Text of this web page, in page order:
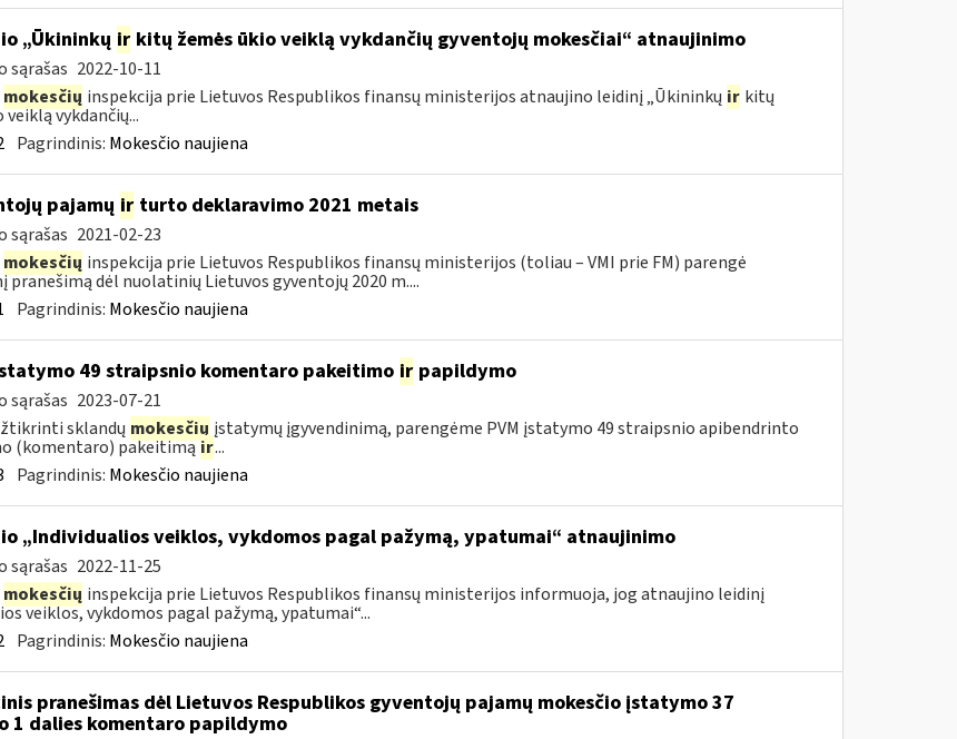
„Ūkininkų irkitų žemės ūkio veiklą vykdančių gyventojų mokesčiai“ atnaujinimo
sąrašas 2022-10-11
mokesčių inspekcija prie Lietuvos Respublikos finansų ministerijos atnaujino leidinį „Ūkininkų ir kitų
veiklą vykdančių...
Pagrindinis: Mokesčio naujiena
pajamų irturto deklaravimo 2021 metais
sąrašas 2021-02-23
mokesčių inspekcija prie Lietuvos Respublikos finansų ministerijos (toliau – VMI prie FM) parengė
pranešimą dėl nuolatinių Lietuvos gyventojų 2020 m....
Pagrindinis: Mokesčio naujiena
49 straipsnio komentaro pakeitimo irpapildymo
sąrašas 2023-07-21
sklandų mokesčių įstatymų įgyvendinimą, parengėme PVM įstatymo 49 straipsnio apibendrinto
(komentaro) pakeitimąir...
Pagrindinis: Mokesčio naujiena
„Individualios veiklos, vykdomos pagal pažymą, ypatumai“ atnaujinimo
sąrašas 2022-11-25
mokesčių inspekcija prie Lietuvos Respublikos finansų ministerijos informuoja, jog atnaujino leidinį
veiklos, vykdomos pagal pažymą, ypatumai“...
Pagrindinis: Mokesčio naujiena
pranešimas dėl Lietuvos Respublikos gyventojų pajamų mokesčio įstatymo 37
1 dalies komentaro papildymo